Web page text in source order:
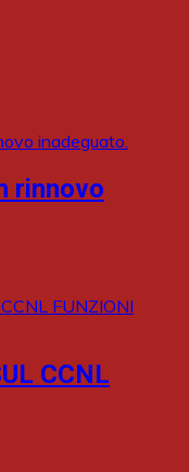
rinnovo
CCNL